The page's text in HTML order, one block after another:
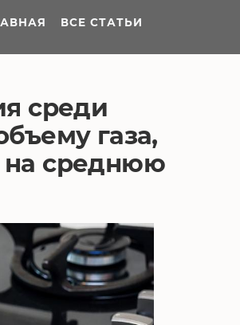
ВСЕ СТАТЬИ
среди
газа,
на среднюю